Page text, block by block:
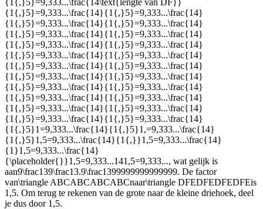
{1{,}5}=9,333...\frac{14}{1{,}5}=9,333...\frac{14}
{1{,}5}=9,333...\frac{14}{1{,}5}=9,333...\frac{14}
{1{,}5}=9,333...\frac{14}{1{,}5}=9,333...\frac{14}
{1{,}5}=9,333...\frac{14}{1{,}5}=9,333...\frac{14}
{1{,}5}=9,333...\frac{14}{1{,}5}=9,333...\frac{14}
{1{,}5}=9,333...\frac{14}{1{,}5}=9,333...\frac{14}
{1{,}5}=9,333...\frac{14}{1{,}5}=9,333...\frac{14}
{1{,}5}=9,333...\frac{14}{1{,}5}=9,333...\frac{14}
{1{,}5}=9,333...\frac{14}{1{,}5}=9,333...\frac{14}
{1{,}5}=9,333...\frac{14}{1{,}5}=9,333...\frac{14}
{1{,}5}=9,333...\frac{14}{1{,}5}=9,333...\frac{14}
{1{,}5}1=9,333...\frac{14}{1{,}5}1,=9,333...\frac{14}
{1{,}5}1,5=9,333...\frac{14}{1{,}}1,5=9,333...\frac{14}
{1}1,5=9,333...\frac{14}
{\placeholder{}}1,5=9,333...141,5=9,333..., wat gelijk is
aan9\frac139\frac13.9\frac1399999999999999. De factor
van\triangle ABCABCABCABCnaar\triangle DFEDFEDFEDFEis
1,5. Om terug te rekenen van de grote naar de kleine driehoek, deel
je dus door 1,5.